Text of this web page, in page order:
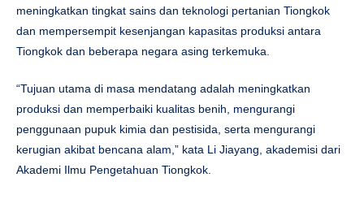
meningkatkan tingkat sains dan teknologi pertanian Tiongkok
dan mempersempit kesenjangan kapasitas produksi antara
Tiongkok dan beberapa negara asing terkemuka.
“Tujuan utama di masa mendatang adalah meningkatkan
produksi dan memperbaiki kualitas benih, mengurangi
penggunaan pupuk kimia dan pestisida, serta mengurangi
kerugian akibat bencana alam,” kata Li Jiayang, akademisi dari
Akademi Ilmu Pengetahuan Tiongkok.